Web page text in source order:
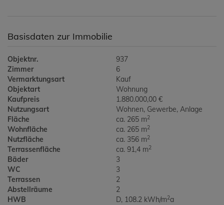
Basisdaten zur Immobilie
Objektnr.
937
Zimmer
6
Vermarktungsart
Kauf
Objektart
Wohnung
Kaufpreis
1.880.000,00 €
Nutzungsart
Wohnen Gewerbe Anlage
Fläche
ca. 265 m2
Wohnfläche ca. 265 m2
Nutzfläche ca. 356 m2
Terrassenfläche ca. 91,4 m2
Bäder
3
WC
3
Terrassen
2
Abstellräume
2
HWB
D, 108.2 kWh/m2a